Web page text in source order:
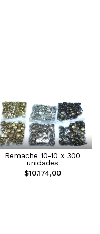
Remache 10-10 x 300
unidades
$10.174,00